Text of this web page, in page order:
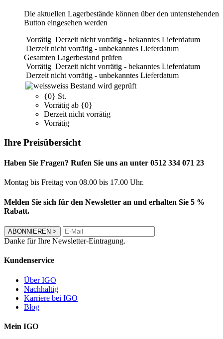
Die aktuellen Lagerbestände können über den untenstehenden
Button eingesehen werden
Vorrätig Derzeit nicht vorrätig - bekanntes Lieferdatum
Derzeit nicht vorrätig - unbekanntes Lieferdatum
Gesamten Lagerbestand prüfen
Vorrätig Derzeit nicht vorrätig - bekanntes Lieferdatum
Derzeit nicht vorrätig - unbekanntes Lieferdatum
weiss Bestand wird geprüft
{0} St.
Vorrätig ab {0}
Derzeit nicht vorrätig
Vorrätig
Ihre Preisübersicht
Haben Sie Fragen? Rufen Sie uns an unter 0512 334 071 23
Montag bis Freitag von 08.00 bis 17.00 Uhr.
Melden Sie sich für den Newsletter an und erhalten Sie 5 %
Rabatt.
ABONNIEREN >
Danke für Ihre Newsletter-Eintragung.
Kundenservice
Über IGO
Nachhaltig
Karriere bei IGO
Blog
Mein IGO